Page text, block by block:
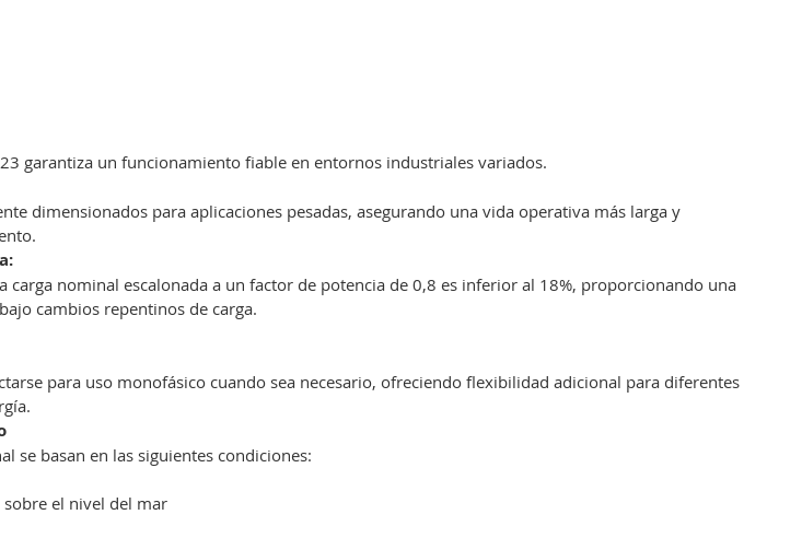
garantiza un funcionamiento fiable en entornos industriales variados.
dimensionados para aplicaciones pesadas, asegurando una vida operativa más larga y
carga nominal escalonada a un factor de potencia de 0,8 es inferior al 18%, proporcionando una
cambios repentinos de carga.
para uso monofásico cuando sea necesario, ofreciendo flexibilidad adicional para diferentes
se basan en las siguientes condiciones:
el nivel del mar